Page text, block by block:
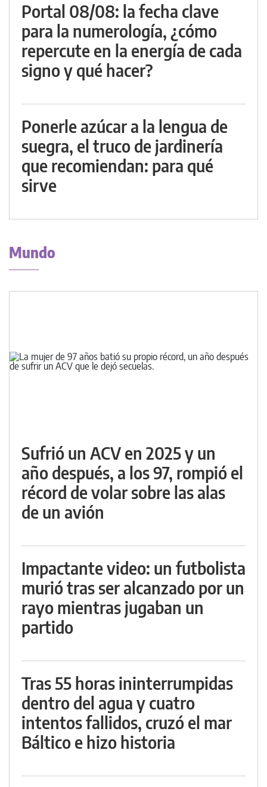
Portal 08/08: la fecha clave
para la numerología, ¿cómo
repercute en la energía de cada
signo y qué hacer?
Ponerle azúcar a la lengua de
suegra, el truco de jardinería
que recomiendan: para qué
sirve
Mundo
Sufrió un ACV en 2025 y un
año después, a los 97, rompió el
récord de volar sobre las alas
de un avión
Impactante video: un futbolista
murió tras ser alcanzado por un
rayo mientras jugaban un
partido
Tras 55 horas ininterrumpidas
dentro del agua y cuatro
intentos fallidos, cruzó el mar
Báltico e hizo historia